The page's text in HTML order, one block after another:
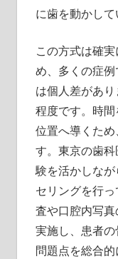
に歯を動かして
この方式は確
め、多くの症
は個人差があ
程度です。時
位置へ導くた
す。東京の歯
験を活かしな
セリングを行
査や口腔内写
実施し、患者
問題点を総合的